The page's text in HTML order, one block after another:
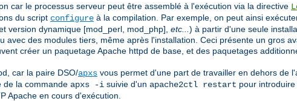
car le processus serveur peut être assemblé à l'exécution via la directive
du script configure à la compilation. Par exemple, on peut ainsi
version dynamique [mod_perl, mod_php], etc... ) à partir d'une seule
avec des modules tiers, même après l'installation. Ceci présente un gros
créer un paquetage Apache httpd de base, et des paquetages
car la paire DSO/apxs vous permet d'une part de travailler en dehors de
de la commande apxs -i suivie d'un apache2ctl restart pour
Apache en cours d'exécution.